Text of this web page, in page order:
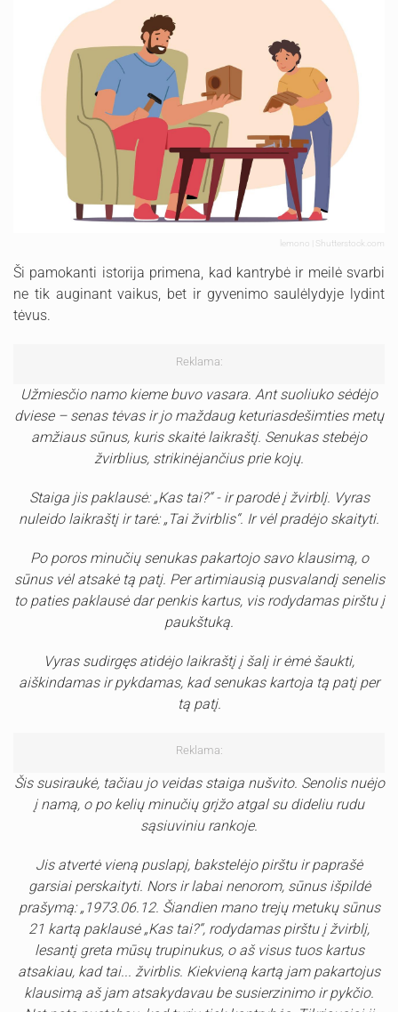
lemono | Shutterstock.com
Ši pamokanti istorija primena, kad kantrybė ir meilė svarbi
ne tik auginant vaikus, bet ir gyvenimo saulėlydyje lydint
tėvus.
Reklama:
Užmiesčio namo kieme buvo vasara. Ant suoliuko sėdėjo
dviese – senas tėvas ir jo maždaug keturiasdešimties metų
amžiaus sūnus, kuris skaitė laikraštį. Senukas stebėjo
žvirblius, strikinėjančius prie kojų.
Staiga jis paklausė: „Kas tai?“ - ir parodė į žvirblį. Vyras
nuleido laikraštį ir tarė: „Tai žvirblis“. Ir vėl pradėjo skaityti.
Po poros minučių senukas pakartojo savo klausimą, o
sūnus vėl atsakė tą patį. Per artimiausią pusvalandį senelis
to paties paklausė dar penkis kartus, vis rodydamas pirštu į
paukštuką.
Vyras sudirgęs atidėjo laikraštį į šalį ir ėmė šaukti,
aiškindamas ir pykdamas, kad senukas kartoja tą patį per
tą patį.
Reklama:
Šis susiraukė, tačiau jo veidas staiga nušvito. Senolis nuėjo
į namą, o po kelių minučių grįžo atgal su dideliu rudu
sąsiuviniu rankoje.
Jis atvertė vieną puslapį, bakstelėjo pirštu ir paprašė
garsiai perskaityti. Nors ir labai nenorom, sūnus išpildė
prašymą: „1973.06.12. Šiandien mano trejų metukų sūnus
21 kartą paklausė „Kas tai?“, rodydamas pirštu į žvirblį,
lesantį greta mūsų trupinukus, o aš visus tuos kartus
atsakiau, kad tai... žvirblis. Kiekvieną kartą jam pakartojus
klausimą aš jam atsakydavau be susierzinimo ir pykčio.